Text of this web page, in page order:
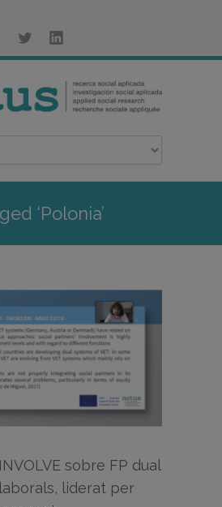
‘Polonia’
sobre FP dual
liderat per